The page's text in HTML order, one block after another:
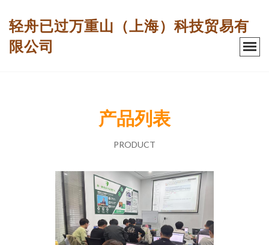
轻舟已过万重山（上海）科技贸易有
限公司
产品列表
PRODUCT